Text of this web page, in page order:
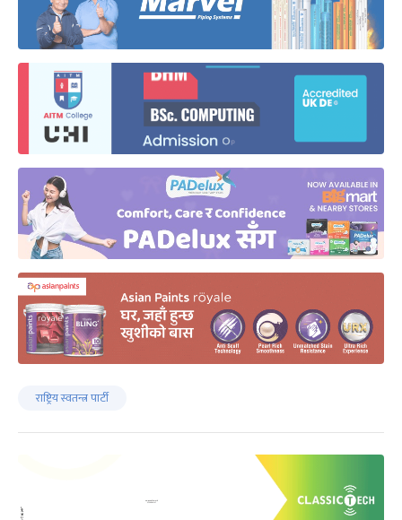
राष्ट्रिय स्वतन्त्र पार्टी